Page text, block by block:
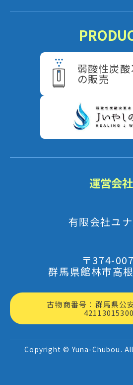
弱酸性炭
の販売
運営会社
有限会社ユ
〒374-
群馬県館林市高
古物商番号：群馬県公
Copyright © Yuna-Chubou.